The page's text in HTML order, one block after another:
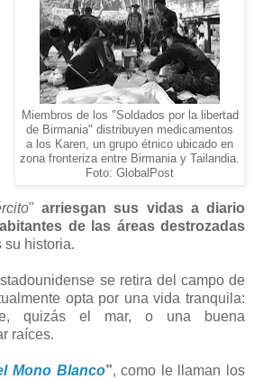
Miembros de los "Soldados por la libertad
de Birmania" distribuyen medicamentos
a los Karen, un grupo étnico ubicado en
zona fronteriza entre Birmania y Tailandia.
Foto: GlobalPost
" arriesgan sus vidas a diario
de las áreas destrozadas
su historia.
se retira del campo de
opta por una vida tranquila:
quizás el mar, o una buena
raíces.
Mono Blanco”, como le llaman los